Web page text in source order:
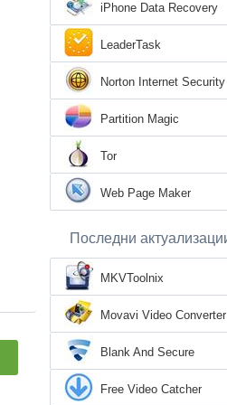
iPhone Data Recovery
LeaderTask
Norton Internet Security
Partition Magic
Tor
Web Page Maker
Последни
MKVToolnix
Movavi Video Converter
Blank And Secure
Free Video Catcher